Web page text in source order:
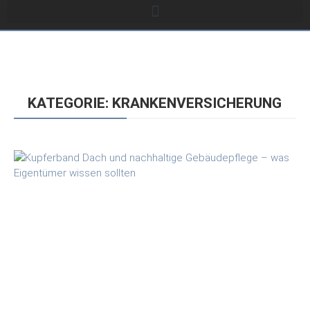
KATEGORIE: KRANKENVERSICHERUNG